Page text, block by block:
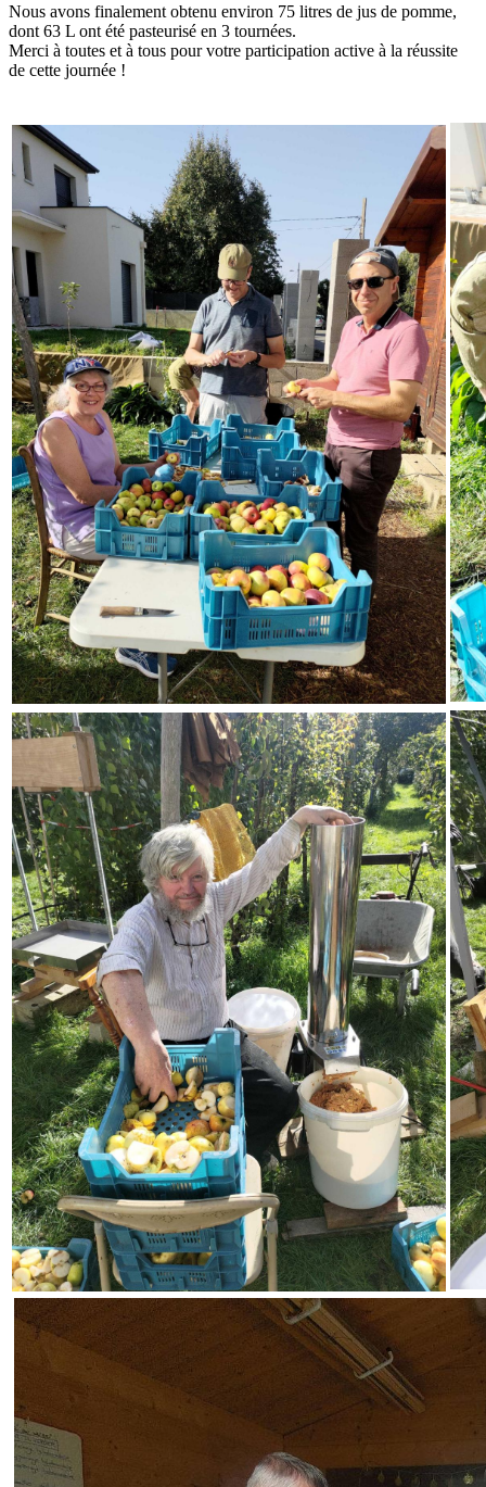
Nous avons finalement obtenu environ 75 litres de jus de pomme,
dont 63 L ont été pasteurisé en 3 tournées.
Merci à toutes et à tous pour votre participation active à la réussite
de cette journée !